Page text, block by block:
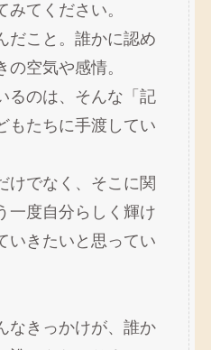
みてください。
だこと。誰かに認め
の空気や感情。
るのは、そんな「記
もたちに手渡してい
けでなく、そこに関
一度自分らしく輝け
いきたいと思ってい
なきっかけが、誰か